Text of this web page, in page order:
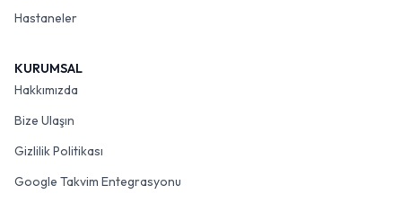
Hastaneler
KURUMSAL
Hakkımızda
Bize Ulaşın
Gizlilik Politikası
Google Takvim Entegrasyonu